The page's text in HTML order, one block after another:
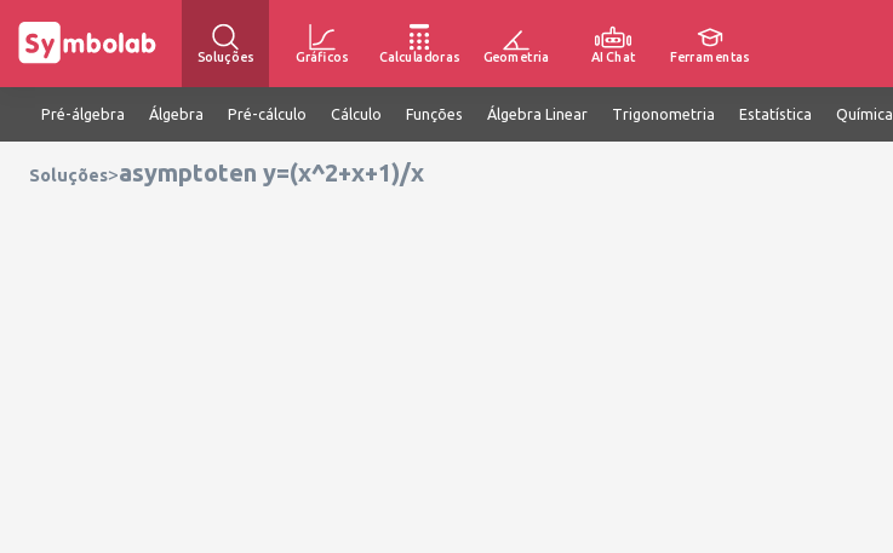
Soluções Gráficos Calculadoras Geometria AI Chat Ferramentas
Pré-álgebra Álgebra Pré-cálculo Cálculo Funções Álgebra Linear Trigonometria Estatística Química
Soluções>asymptoten y=(x^2+x+1)/x